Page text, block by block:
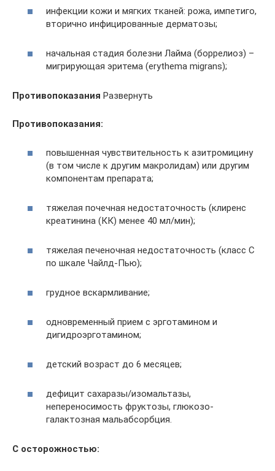
инфекции кожи и мягких тканей: рожа, импетиго,
вторично инфицированные дерматозы;
начальная стадия болезни Лайма (боррелиоз) –
мигрирующая эритема (erythema migrans);
Противопоказания Развернуть
Противопоказания:
повышенная чувствительность к азитромицину
(в том числе к другим макролидам) или другим
компонентам препарата;
тяжелая почечная недостаточность (клиренс
креатинина (КК) менее 40 мл/мин);
тяжелая печеночная недостаточность (класс С
по шкале Чайлд-Пью);
грудное вскармливание;
одновременный прием с эрготамином и
дигидроэрготамином;
детский возраст до 6 месяцев;
дефицит сахаразы/изомальтазы,
непереносимость фруктозы, глюкозо-
галактозная мальабсорбция.
С осторожностью: